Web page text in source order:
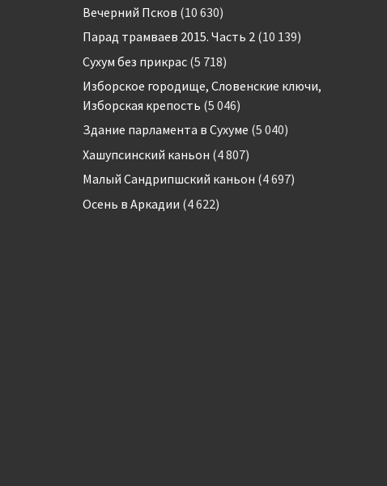
Вечерний Псков (10 630)
Парад трамваев 2015. Часть 2 (10 139)
Сухум без прикрас (5 718)
Изборское городище, Словенские ключи,
Изборская крепость (5 046)
Здание парламента в Сухуме (5 040)
Хашупсинский каньон (4 807)
Малый Сандрипшский каньон (4 697)
Осень в Аркадии (4 622)